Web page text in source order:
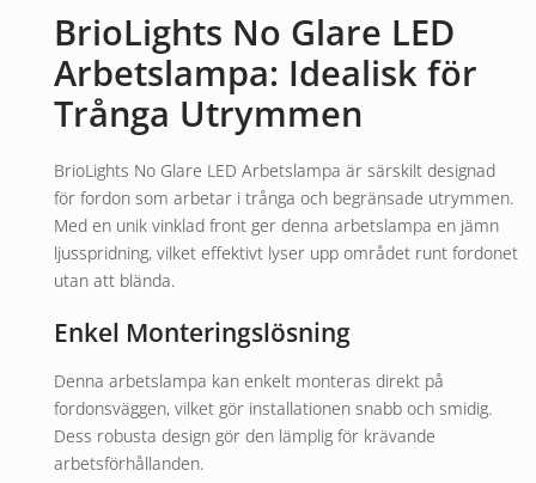
BrioLights No Glare LED
Arbetslampa: Idealisk för
Trånga Utrymmen
BrioLights No Glare LED Arbetslampa är särskilt designad
för fordon som arbetar i trånga och begränsade utrymmen.
Med en unik vinklad front ger denna arbetslampa en jämn
ljusspridning, vilket effektivt lyser upp området runt fordonet
utan att blända.
Enkel Monteringslösning
Denna arbetslampa kan enkelt monteras direkt på
fordonsväggen, vilket gör installationen snabb och smidig.
Dess robusta design gör den lämplig för krävande
arbetsförhållanden.